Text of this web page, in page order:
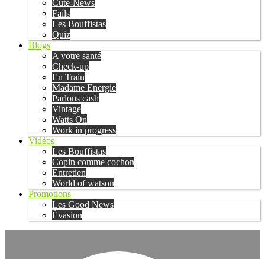
Cute-News
Fails
Les Bouffistas
Quiz
Blogs
A votre santé
Check-up
En Train
Madame Energie
Parlons cash
Vintage
Watts On
Work in progress
Vidéos
Les Bouffistas
Copin comme cochon
Entretien
World of watson
Promotions
Les Good News
Évasion